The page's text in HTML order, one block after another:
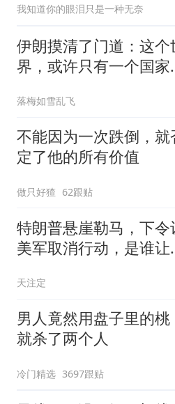
我知道你的眼泪只是一种无奈
伊朗摸清了门道：这个
界，或许只有一个国家
落梅如雪乱飞
不能因为一次跌倒，就
定了他的所有价值
做只好猹 62跟贴
特朗普悬崖勒马，下令
美军取消行动，是谁让
天注定
男人竟然用盘子里的桃
就杀了两个人
冷门精选 3697跟贴